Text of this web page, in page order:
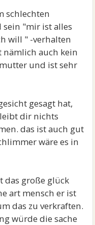
schlechten
"mir ist alles
will " -verhalten
auch kein
und ist sehr
gesagt hat,
dir nichts
das ist auch gut
wäre es in
das große glück
art mensch er ist
das zu verkraften.
würde die sache